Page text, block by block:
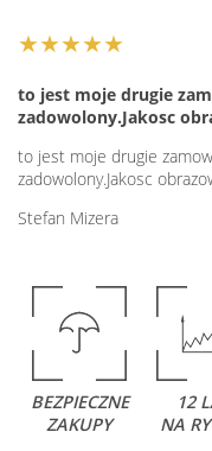
★★★★★
to jest moje drugie
zadowolony.Jakosc
to jest moje drugie
zadowolony.Jakosc
Stefan Mizera
BEZPIECZNE
ZAKUPY
12
NA